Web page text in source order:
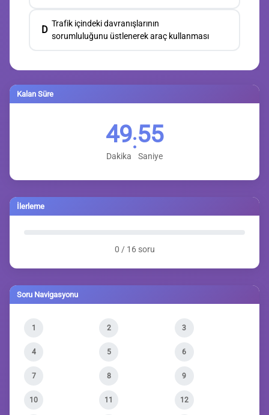
D
Trafik içindeki davranışlarının
sorumluluğunu üstlenerek araç kullanması
Kalan Süre
49
Dakika
:54
Saniye
İlerleme
0 / 16 soru
Soru Navigasyonu
1 2 3
4 5 6
7 8 9
10 11 12